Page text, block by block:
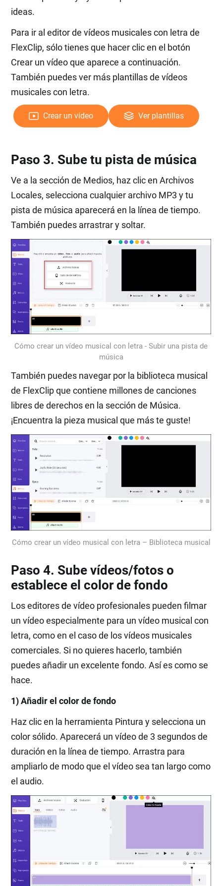
ideas.
Para ir al editor de vídeos musicales con letra de
FlexClip, sólo tienes que hacer clic en el botón
Crear un vídeo que aparece a continuación.
También puedes ver más plantillas de vídeos
musicales con letra.
Crear un vídeo Ver plantillas
Paso 3. Sube tu pista de música
Ve a la sección de Medios, haz clic en Archivos
Locales, selecciona cualquier archivo MP3 y tu
pista de música aparecerá en la línea de tiempo.
También puedes arrastrar y soltar.
Cómo crear un vídeo musical con letra - Subir una pista de
música
También puedes navegar por la biblioteca musical
de FlexClip que contiene millones de canciones
libres de derechos en la sección de Música.
¡Encuentra la pieza musical que más te guste!
Cómo crear un vídeo musical con letra – Biblioteca musical
Paso 4. Sube vídeos/fotos o
establece el color de fondo
Los editores de vídeo profesionales pueden filmar
un vídeo especialmente para un vídeo musical con
letra, como en el caso de los vídeos musicales
comerciales. Si no quieres hacerlo, también
puedes añadir un excelente fondo. Así es como se
hace.
1) Añadir el color de fondo
Haz clic en la herramienta Pintura y selecciona un
color sólido. Aparecerá un vídeo de 3 segundos de
duración en la línea de tiempo. Arrastra para
ampliarlo de modo que el vídeo sea tan largo como
el audio.